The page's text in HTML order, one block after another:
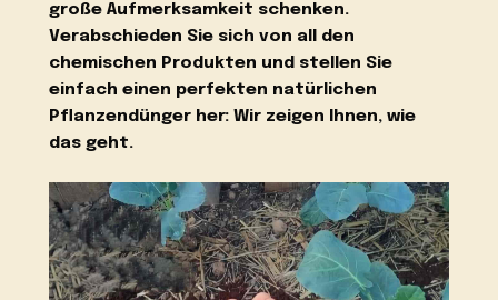
große Aufmerksamkeit schenken.
Verabschieden Sie sich von all den
chemischen Produkten und stellen Sie
einfach einen perfekten natürlichen
Pflanzendünger her: Wir zeigen Ihnen, wie
das geht.